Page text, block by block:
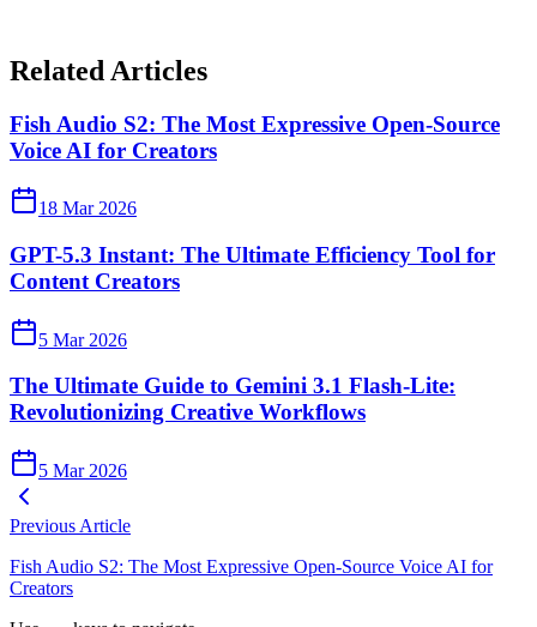
Related Articles
Fish Audio S2: The Most Expressive Open-Source
Voice AI for Creators
18 Mar 2026
GPT-5.3 Instant: The Ultimate Efficiency Tool for
Content Creators
5 Mar 2026
The Ultimate Guide to Gemini 3.1 Flash-Lite:
Revolutionizing Creative Workflows
5 Mar 2026
Previous Article
Fish Audio S2: The Most Expressive Open-Source Voice AI for
Creators